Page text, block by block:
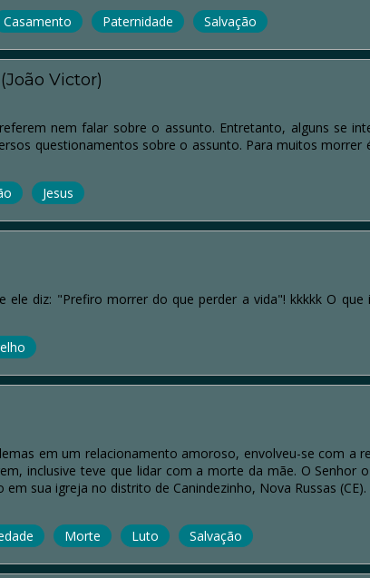
Casamento Paternidade Salvação
Victor)
nem falar sobre o assunto. Entretanto, alguns se
questionamentos sobre o assunto. Para muitos morrer
Jesus
ele diz: "Prefiro morrer do que perder a vida"! kkkkk O
em um relacionamento amoroso, envolveu-se com a
inclusive teve que lidar com a morte da mãe. O Senhor
sua igreja no distrito de Canindezinho, Nova Russas
Morte Luto Salvação